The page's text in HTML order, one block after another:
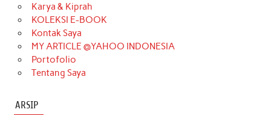
k
a
m
Karya & Kiprah
KOLEKSI E-BOOK
Kontak Saya
MY ARTICLE @YAHOO INDONESIA
Portofolio
Tentang Saya
ARSIP